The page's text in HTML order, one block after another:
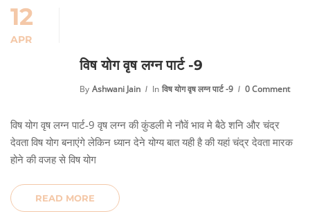
12
APR
विष योग वृष लग्न पार्ट -9
By Ashwani Jain In विष योग वृष लग्न पार्ट -9 0 Comment
विष योग वृष लग्न पार्ट-9 वृष लग्न की कुंडली मे नौवें भाव मे बैठे शनि और चंद्र
देवता विष योग बनाएंगे लेकिन ध्यान देने योग्य बात यही है की यहां चंद्र देवता मारक
होने की वजह से विष योग
READ MORE